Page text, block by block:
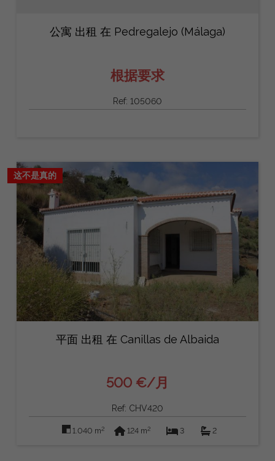
公寓 出租 在 Pedregalejo (Málaga)
根据要求
Ref: 105060
这不是真的
平面 出租 在 Canillas de Albaida
500 €/月
Ref: CHV420
1.040 m2 124 m2 3 2